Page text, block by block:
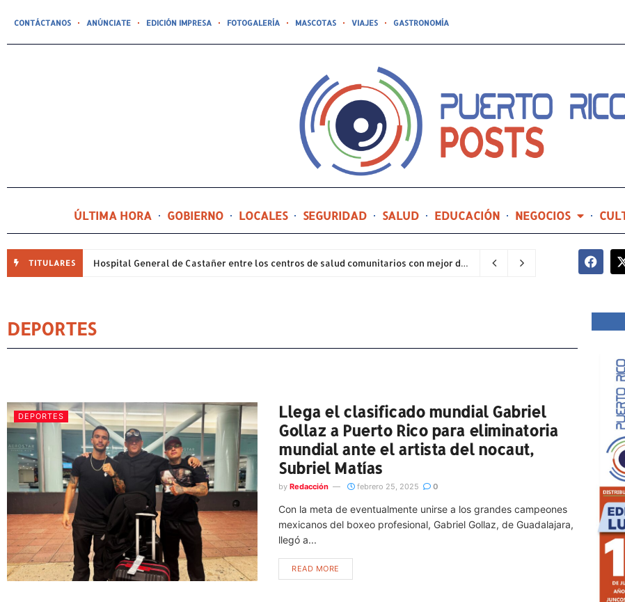
CONTÁCTANOS ANÚNCIATE EDICIÓN IMPRESA FOTOGALERÍA MASCOTAS VIAJES GASTRONOMÍA
ÚLTIMA HORA GOBIERNO LOCALES SEGURIDAD SALUD EDUCACIÓN NEGOCIOS
TITULARES Hospital General de Castañer entre los centros de salud comunitarios con mejor desempeño clínico de Estados Unidos
DEPORTES
DEPORTES
Llega el clasificado mundial Gabriel
Gollaz a Puerto Rico para eliminatoria
mundial ante el artista del nocaut,
Subriel Matías
by Redacción febrero 25, 2025 0
Con la meta de eventualmente unirse a los grandes campeones
mexicanos del boxeo profesional, Gabriel Gollaz, de Guadalajara,
llegó a...
READ MORE